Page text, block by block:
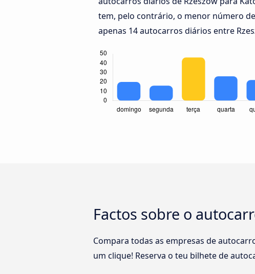
tem, pelo contrário, o menor número
apenas 14 autocarros diários entre
Factos sobre o
Compara todas as empresas de
um clique! Reserva o teu bilhete de